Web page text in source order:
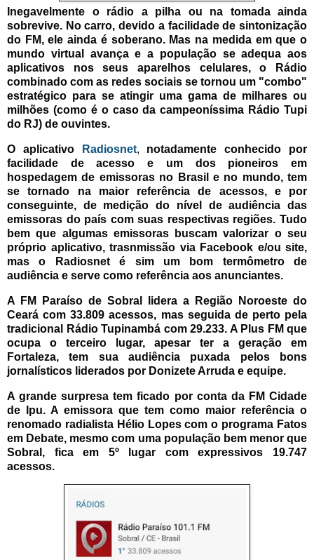
Inegavelmente o rádio a pilha ou na tomada ainda
sobrevive. No carro, devido a facilidade de sintonização
do FM, ele ainda é soberano. Mas na medida em que o
mundo virtual avança e a população se adequa aos
aplicativos nos seus aparelhos celulares, o Rádio
combinado com as redes sociais se tornou um "combo"
estratégico para se atingir uma gama de milhares ou
milhões (como é o caso da campeoníssima Rádio Tupi
do RJ) de ouvintes.
O aplicativo Radiosnet, notadamente conhecido por
facilidade de acesso e um dos pioneiros em
hospedagem de emissoras no Brasil e no mundo, tem
se tornado na maior referência de acessos, e por
conseguinte, de medição do nível de audiência das
emissoras do país com suas respectivas regiões. Tudo
bem que algumas emissoras buscam valorizar o seu
próprio aplicativo, trasnmissão via Facebook e/ou site,
mas o Radiosnet é sim um bom termômetro de
audiência e serve como referência aos anunciantes.
A FM Paraíso de Sobral lidera a Região Noroeste do
Ceará com 33.809 acessos, mas seguida de perto pela
tradicional Rádio Tupinambá com 29.233. A Plus FM que
ocupa o terceiro lugar, apesar ter a geração em
Fortaleza, tem sua audiência puxada pelos bons
jornalísticos liderados por Donizete Arruda e equipe.
A grande surpresa tem ficado por conta da FM Cidade
de Ipu. A emissora que tem como maior referência o
renomado radialista Hélio Lopes com o programa Fatos
em Debate, mesmo com uma população bem menor que
Sobral, fica em 5º lugar com expressivos 19.747
acessos.